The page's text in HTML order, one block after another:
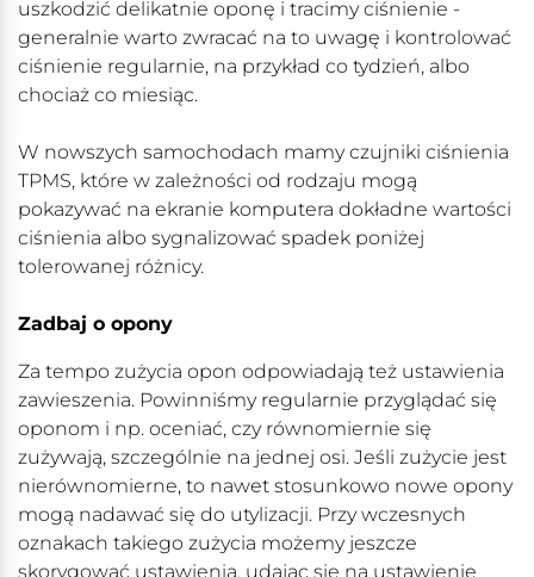
uszkodzić delikatnie oponę i tracimy ciśnienie -
generalnie warto zwracać na to uwagę i kontrolować
ciśnienie regularnie, na przykład co tydzień, albo
chociaż co miesiąc.
W nowszych samochodach mamy czujniki ciśnienia
TPMS, które w zależności od rodzaju mogą
pokazywać na ekranie komputera dokładne wartości
ciśnienia albo sygnalizować spadek poniżej
tolerowanej różnicy.
Zadbaj o opony
Za tempo zużycia opon odpowiadają też ustawienia
zawieszenia. Powinniśmy regularnie przyglądać się
oponom i np. oceniać, czy równomiernie się
zużywają, szczególnie na jednej osi. Jeśli zużycie jest
nierównomierne, to nawet stosunkowo nowe opony
mogą nadawać się do utylizacji. Przy wczesnych
oznakach takiego zużycia możemy jeszcze
skorygować ustawienia, udając się na ustawienie